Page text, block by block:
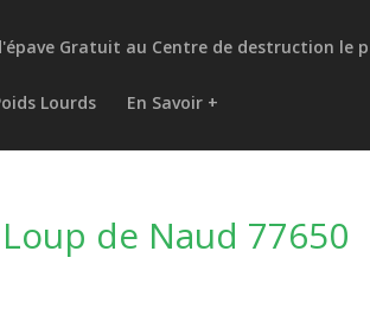
Lourds En Savoir +
de Naud 77650